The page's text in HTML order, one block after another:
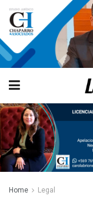
Home Legal